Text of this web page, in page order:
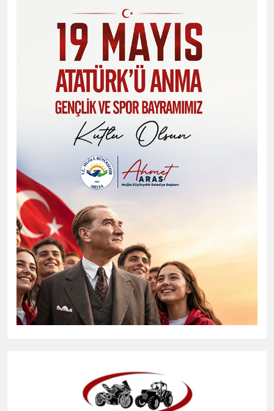
BİLGİ YARIŞMASI BÜYÜK BEĞENİ
ALDI
Zekeriya Şahin
1 ay önce
Seydikemer Halk Eğitimi
Merkezi’nden Muhteşem Yıl Sonu
Sergisi
Zekeriya Şahin